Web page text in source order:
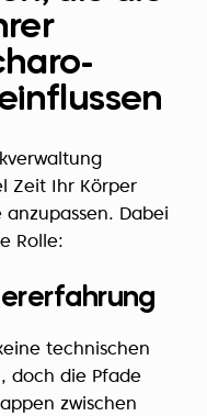
Zeit Ihr Körper
Dabei
Rolle:
technischen
doch die Pfade
zwischen